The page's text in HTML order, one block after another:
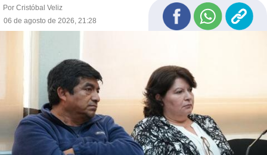
Por Cristóbal Veliz
06 de agosto de 2026, 21:28